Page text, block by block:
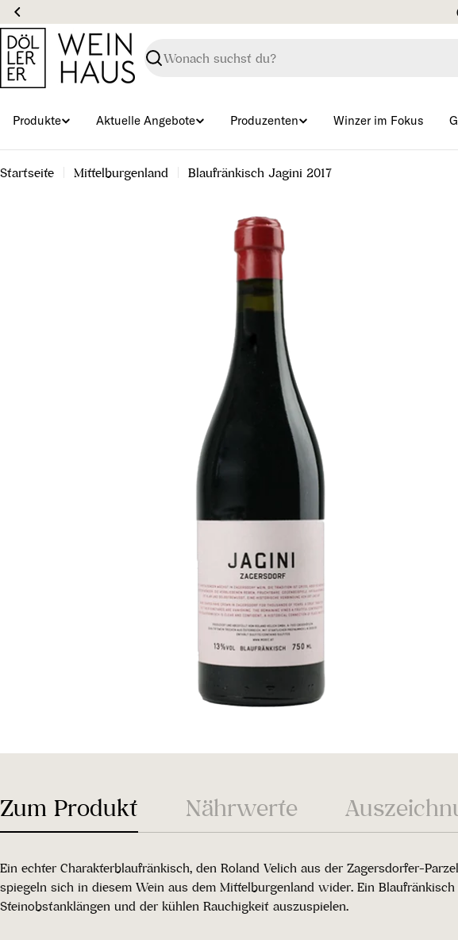
Zum
Inhalt
springen
Suchen
Produkte Aktuelle Angebote Produzenten Winzer im Fokus
Startseite Mittelburgenland Blaufränkisch Jagini 2017
Zum Produkt Nährwerte
Ein echter Charakterblaufränkisch, den Roland Velich aus der Zagersdorfer-
spiegeln sich in diesem Wein aus dem Mittelburgenland wider. Ein
Steinobstanklängen und der kühlen Rauchigkeit auszuspielen.